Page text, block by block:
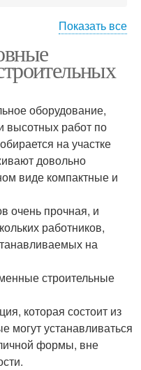
Штыревые лесы
Подвесные лесы
Рамные леса
Показать все
оборудование,
высотных работ по
на участке
довольно
виде компактные и
очень прочная, и
работников,
на
строительные
которая состоит из
могут устанавливаться
формы, вне